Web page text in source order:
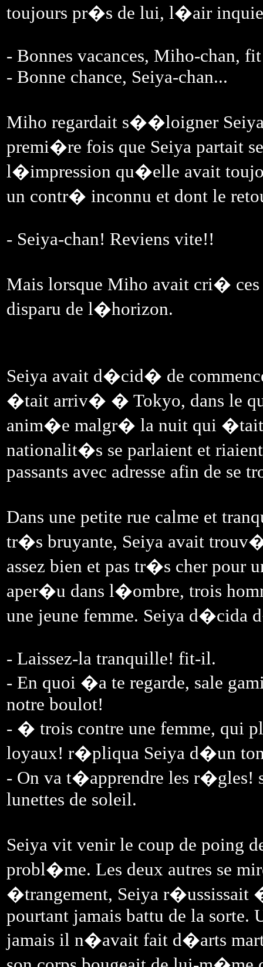
toujours pr�s de lui, l�air
- Bonnes vacances, Miho-chan,
- Bonne chance, Seiya-chan...
Miho regardait s��loigner
premi�re fois que Seiya partait
l�impression qu�elle avait
un contr� inconnu et dont le
- Seiya-chan! Reviens vite!!
Mais lorsque Miho avait cri�
disparu de l�horizon.
Seiya avait d�cid� de
�tait arriv� � Tokyo, dans le
anim�e malgr� la nuit qui �tait
nationalit�s se parlaient et
passants avec adresse afin de se
Dans une petite rue calme et
tr�s bruyante, Seiya avait
assez bien et pas tr�s cher pour
aper�u dans l�ombre, trois
une jeune femme. Seiya d�cida
- Laissez-la tranquille! fit-il.
- En quoi �a te regarde, sale
notre boulot!
- � trois contre une femme, qui
loyaux! r�pliqua Seiya d�un
- On va t�apprendre les
lunettes de soleil.
Seiya vit venir le coup de
probl�me. Les deux autres se
�trangement, Seiya
pourtant jamais battu de la sorte.
jamais il n�avait fait d�arts